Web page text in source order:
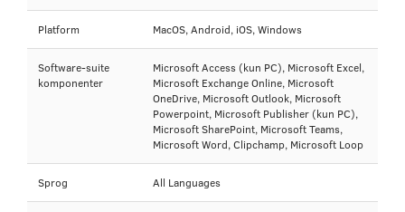
Platform MacOS, Android, iOS, Windows
Software-suite
komponenter
Microsoft Access (kun PC), Microsoft Excel,
Microsoft Exchange Online, Microsoft
OneDrive, Microsoft Outlook, Microsoft
Powerpoint, Microsoft Publisher (kun PC),
Microsoft SharePoint, Microsoft Teams,
Microsoft Word, Clipchamp, Microsoft Loop
Sprog All Languages